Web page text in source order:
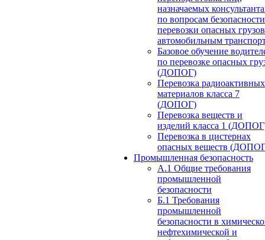
назначаемых
по вопросам безопасности
перевозки опасных грузов
автомобильным
Базовое обучение
по перевозке опасных
(ДОПОГ)
Перевозка радиоактивных
материалов класса 7
(ДОПОГ)
Перевозка веществ и
изделий класса 1
Перевозка в цистернах
опасных веществ
Промышленная безопасность
А.1 Общие требования
промышленной
безопасности
Б.1 Требования
промышленной
безопасности в
нефтехимической и